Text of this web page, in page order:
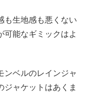
も生地感も悪くない
可能なギミックはよ
ンベルのレインジャ
ジャケットはあくま